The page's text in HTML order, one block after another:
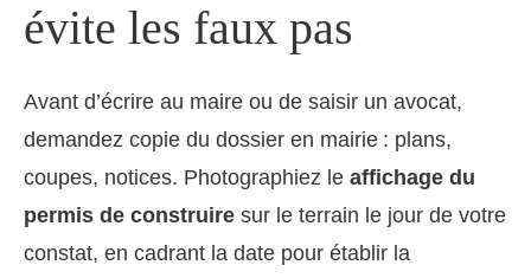
évite les faux pas
Avant d’écrire au maire ou de saisir un avocat,
demandez copie du dossier en mairie : plans,
coupes, notices. Photographiez le affichage du
permis de construire sur le terrain le jour de votre
constat, en cadrant la date pour établir la